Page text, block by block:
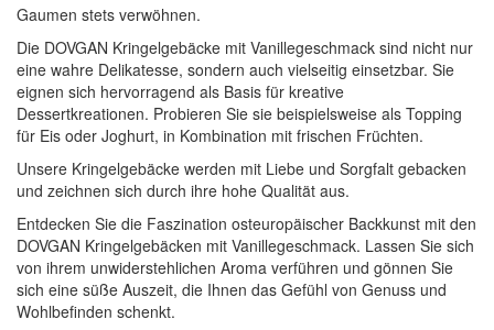
Gaumen stets verwöhnen.
Die DOVGAN Kringelgebäcke mit Vanillegeschmack sind nicht nur
eine wahre Delikatesse, sondern auch vielseitig einsetzbar. Sie
eignen sich hervorragend als Basis für kreative
Dessertkreationen. Probieren Sie sie beispielsweise als Topping
für Eis oder Joghurt, in Kombination mit frischen Früchten.
Unsere Kringelgebäcke werden mit Liebe und Sorgfalt gebacken
und zeichnen sich durch ihre hohe Qualität aus.
Entdecken Sie die Faszination osteuropäischer Backkunst mit den
DOVGAN Kringelgebäcken mit Vanillegeschmack. Lassen Sie sich
von ihrem unwiderstehlichen Aroma verführen und gönnen Sie
sich eine süße Auszeit, die Ihnen das Gefühl von Genuss und
Wohlbefinden schenkt.